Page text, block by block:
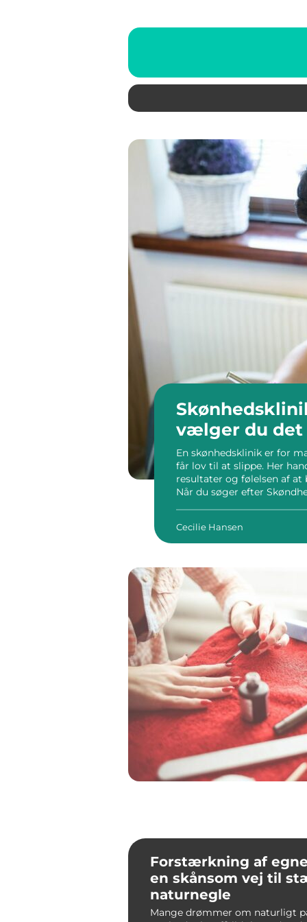
Skønhedsklinik
vælger du det
En skønhedsklinik er for
får lov til at slippe. Her
resultater og følelsen af
Når du søger efter
Cecilie Hansen
Forstærkning af
en skånsom vej til
naturnegle
Mange drømmer om naturligt